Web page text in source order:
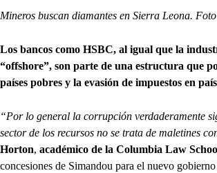
Mineros buscan diamantes en Sierra Leona.
Los bancos como HSBC, al igual que la
“offshore”, son parte de una estructura que
países pobres y la evasión de impuestos en
“Por lo general la corrupción verdaderamente
sector de los recursos no se trata de maletines
Horton, académico de la Columbia Law
concesiones de Simandou para el nuevo